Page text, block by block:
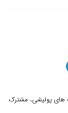
پیام در
تلگرام
های پولیشی، مشترک